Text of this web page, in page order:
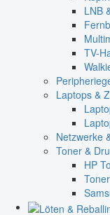
LNB
TV-
Laptops &
Netzwerke
Toner &
HP